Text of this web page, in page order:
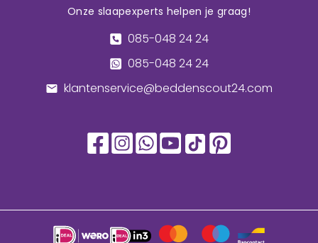
Onze slaapexperts helpen je graag!
085-048 24 24
085-048 24 24
klantenservice@beddenscout24.com